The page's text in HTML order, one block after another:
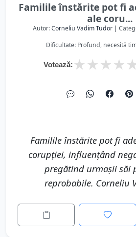
Familile înstărite pot fi
ale coru...
Autor:Corneliu Vadim Tudor |
Dificultate: Profund, necesită
Votează: ★
★
★
★
Familile înstărite pot fi
corupției, influențând
pregătind urmașii săi
reprobabile. Corneliu